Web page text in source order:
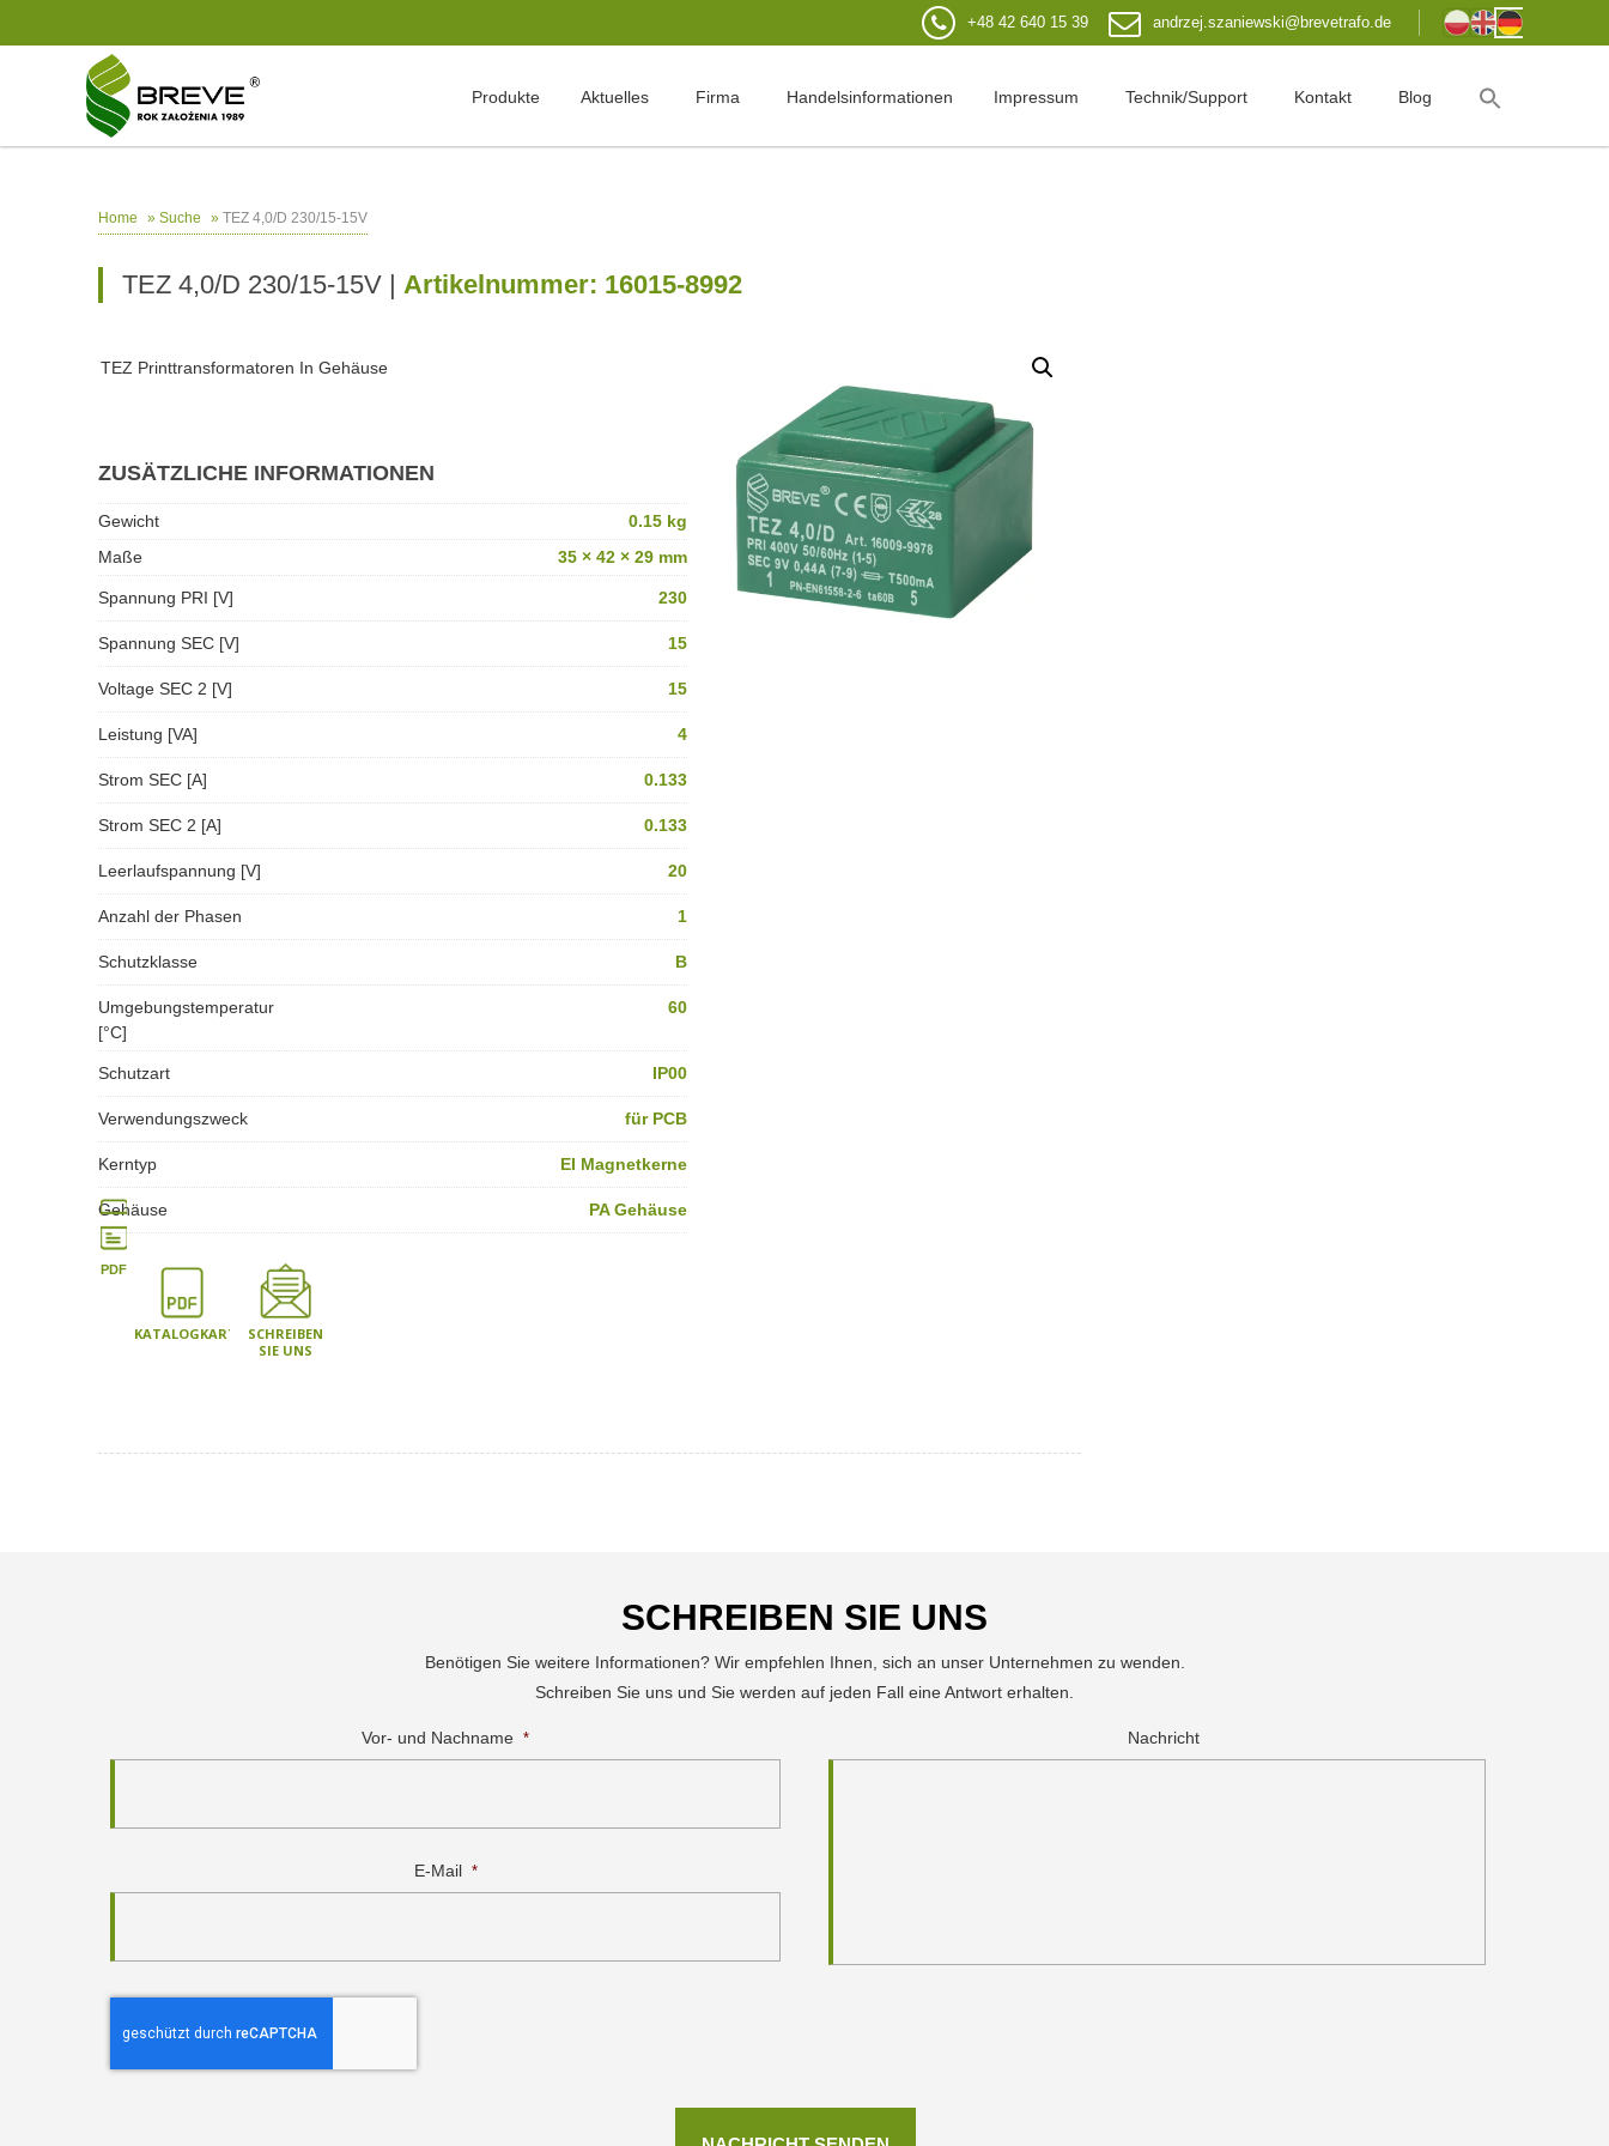
+48 42 640 15 39 andrzej.szaniewski@brevetrafo.de
Produkte Aktuelles Firma Handelsinformationen Impressum Technik/Support Kontakt Blog
Home » Suche » TEZ 4,0/D 230/15-15V
TEZ 4,0/D 230/15-15V | Artikelnummer: 16015-8992
TEZ Printtransformatoren In Gehäuse
ZUSÄTZLICHE INFORMATIONEN
Gewicht
0.15 kg
Maße
35 × 42 × 29 mm
Spannung PRI [V] 230
Spannung SEC [V] 15
Voltage SEC 2 [V] 15
Leistung [VA] 4
Strom SEC [A] 0.133
Strom SEC 2 [A] 0.133
Leerlaufspannung [V] 20
Anzahl der Phasen 1
Schutzklasse B
Umgebungstemperatur
[°C]
60
Schutzart IP00
Verwendungszweck für PCB
Kerntyp EI Magnetkerne
Gehäuse PA Gehäuse
PDF
KATALOGKARTE
SCHREIBEN
SIE UNS
SCHREIBEN SIE UNS
Benötigen Sie weitere Informationen? Wir empfehlen Ihnen, sich an unser Unternehmen zu wenden.
Schreiben Sie uns und Sie werden auf jeden Fall eine Antwort erhalten.
Vor- und Nachname *
E-Mail *
Nachricht